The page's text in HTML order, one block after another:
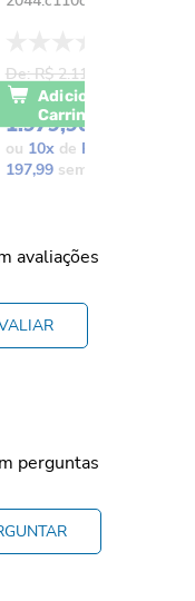
De: R$ 2.111,37
POR: R$
1.979,90
ou 10xde R$
197,99sem juros
Adicionar ao
Carrinho
avaliações
perguntas